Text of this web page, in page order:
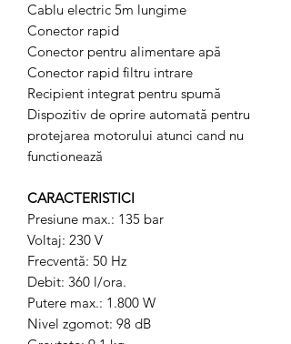
Cablu electric 5m lungime
Conector rapid
Conector pentru alimentare apă
Conector rapid filtru intrare
Recipient integrat pentru spumă
Dispozitiv de oprire automată pentru
protejarea motorului atunci cand nu
functionează
CARACTERISTICI
Presiune max.: 135 bar
Voltaj: 230 V
Frecventă: 50 Hz
Debit: 360 l/ora.
Putere max.: 1.800 W
Nivel zgomot: 98 dB